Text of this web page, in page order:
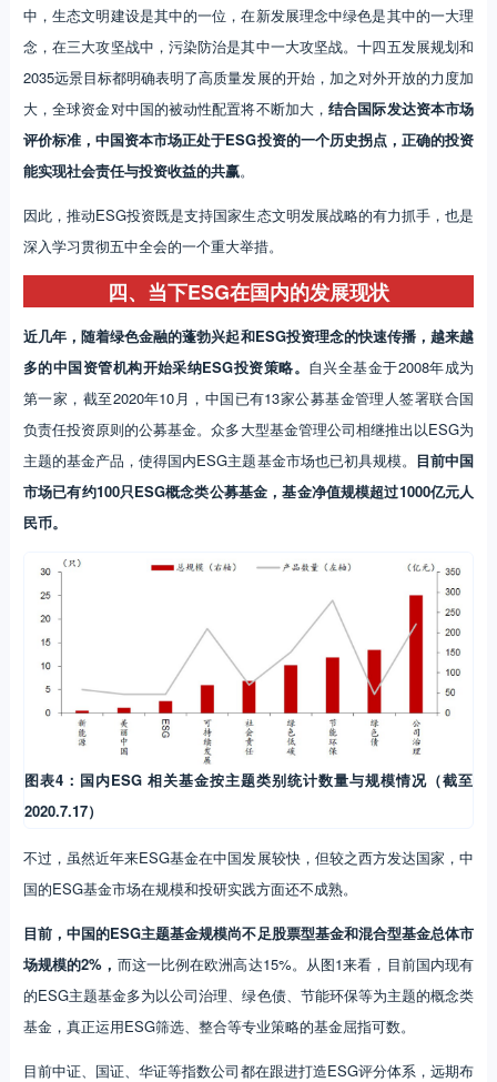
中，生态文明建设是其中的一位，在新发展理念中绿色是其中的一大理
念，在三大攻坚战中，污染防治是其中一大攻坚战。十四五发展规划和
2035远景目标都明确表明了高质量发展的开始，加之对外开放的力度加
大，全球资金对中国的被动性配置将不断加大，结合国际发达资本市场
评价标准，中国资本市场正处于ESG投资的一个历史拐点，正确的投资
能实现社会责任与投资收益的共赢。
因此，推动ESG投资既是支持国家生态文明发展战略的有力抓手，也是
深入学习贯彻五中全会的一个重大举措。
四、当下ESG在国内的发展现状
近几年，随着绿色金融的蓬勃兴起和ESG投资理念的快速传播，越来越
多的中国资管机构开始采纳ESG投资策略。 自兴全基金于2008年成为
第一家，截至2020年10月，中国已有13家公募基金管理人签署联合国
负责任投资原则的公募基金。众多大型基金管理公司相继推出以ESG为
主题的基金产品，使得国内ESG主题基金市场也已初具规模。 目前中国
市场已有约100只ESG概念类公募基金，基金净值规模超过1000亿元人
民币。
图表4：国内ESG 相关基金按主题类别统计数量与规模情况（截至
2020.7.17）
不过，虽然近年来ESG基金在中国发展较快，但较之西方发达国家，中
国的ESG基金市场在规模和投研实践方面还不成熟。
目前，中国的ESG主题基金规模尚不足股票型基金和混合型基金总体市
场规模的2%， 而这一比例在欧洲高达15%。从图1来看，目前国内现有
的ESG主题基金多为以公司治理、绿色债、节能环保等为主题的概念类
基金，真正运用ESG筛选、整合等专业策略的基金屈指可数。
目前中证、国证、华证等指数公司都在跟进打造ESG评分体系，远期布